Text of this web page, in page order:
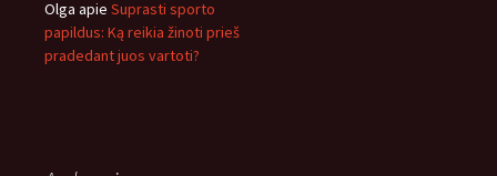
Olga apie Suprasti sporto
papildus: Ką reikia žinoti prieš
pradedant juos vartoti?